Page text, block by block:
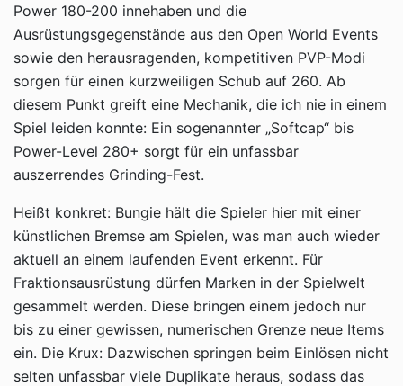
Power 180-200 innehaben und die
Ausrüstungsgegenstände aus den Open World Events
sowie den herausragenden, kompetitiven PVP-Modi
sorgen für einen kurzweiligen Schub auf 260. Ab
diesem Punkt greift eine Mechanik, die ich nie in einem
Spiel leiden konnte: Ein sogenannter „Softcap“ bis
Power-Level 280+ sorgt für ein unfassbar
auszerrendes Grinding-Fest.
Heißt konkret: Bungie hält die Spieler hier mit einer
künstlichen Bremse am Spielen, was man auch wieder
aktuell an einem laufenden Event erkennt. Für
Fraktionsausrüstung dürfen Marken in der Spielwelt
gesammelt werden. Diese bringen einem jedoch nur
bis zu einer gewissen, numerischen Grenze neue Items
ein. Die Krux: Dazwischen springen beim Einlösen nicht
selten unfassbar viele Duplikate heraus, sodass das